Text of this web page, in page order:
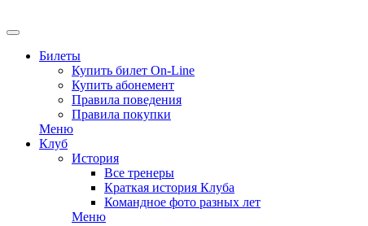
Билеты
Купить билет On-Line
Купить абонемент
Правила поведения
Правила покупки
Меню
Клуб
История
Все тренеры
Краткая история Клуба
Командное фото разных лет
Меню